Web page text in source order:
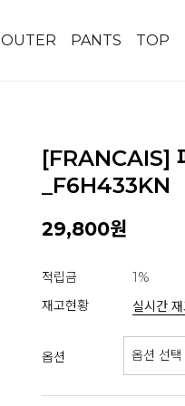
OUTER PANTS TOP
[FRANCAIS]
_F6H433KN
29,800원
적립금
1%
재고현황
실시간
옵션